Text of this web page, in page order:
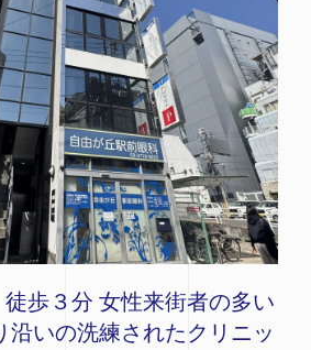
徒歩３分 女性来街者の多い
沿いの洗練されたクリニッ